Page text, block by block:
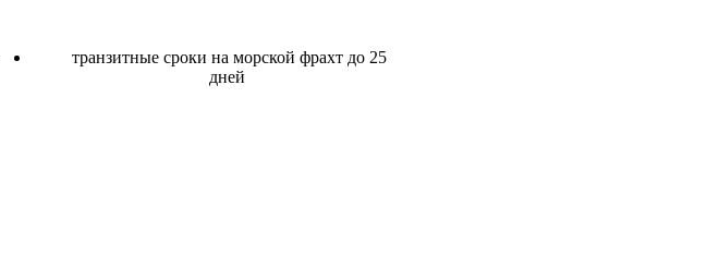
транзитные сроки на морской фрахт до 25
дней